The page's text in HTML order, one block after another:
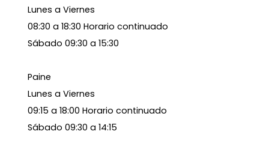
Lunes a Viernes
08:30 a 18:30 Horario continuado
Sábado 09:30 a 15:30
Paine
Lunes a Viernes
09:15 a 18:00 Horario continuado
Sábado 09:30 a 14:15